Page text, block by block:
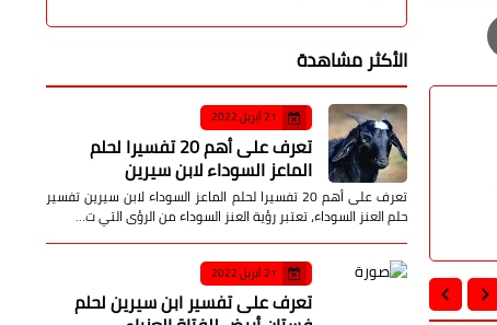
الأكثر مشاهدة
21 أبريل 2022
تعرف على أهم 20 تفسيرا لحلم
الماعز السوداء لابن سيرين
تعرف على أهم 20 تفسيرا لحلم الماعز السوداء لابن سيرين تفسير
حلم العنز السوداء، تعتبر رؤية العنز السوداء من الرؤى التي ت…
21 أبريل 2022
تعرف على تفسير ابن سيرين لحلم